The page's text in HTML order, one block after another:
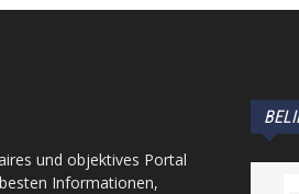
und objektives Portal
Informationen,